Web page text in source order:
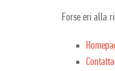
Forse eri alla